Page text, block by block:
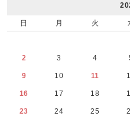
日 月 火
2 3 4
9 10 11
16 17 18
23 24 25